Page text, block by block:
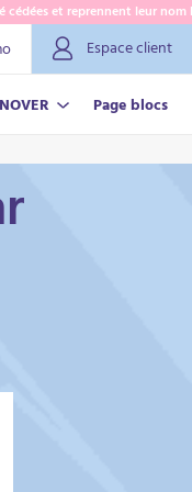
et reprennent leur nom Lamy
Espace client
Page blocs